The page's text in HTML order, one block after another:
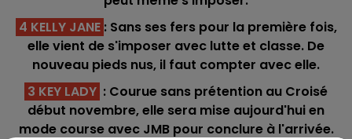
4 KELLY JANE : Sans ses fers pour la première fois,
elle vient de s'imposer avec lutte et classe. De
nouveau pieds nus, il faut compter avec elle.
3 KEY LADY : Courue sans prétention au Croisé
début novembre, elle sera mise aujourd'hui en
mode course avec JMB pour conclure à l'arrivée.